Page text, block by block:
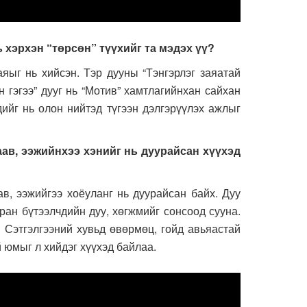
“төрсөн” түүхийг та мэдэх үү?
нь хийсэн. Тэр дууны “Тэнгэрлэг заяатай
дууг нь “Мотив” хамтлагийнхан сайхан
нь олон нийтэд түгээн дэлгэрүүлэх ажлыг
ээжийнхээ хэнийг нь дуурайсан хүүхэд
ээжийгээ хоёуланг нь дуурайсан байх. Дуу
бүтээлчдийн дуу, хөгжмийг сонсоод сууна.
хувьд өвөрмөц, гойд авьяастай
юмыг л хийдэг хүүхэд байлаа.